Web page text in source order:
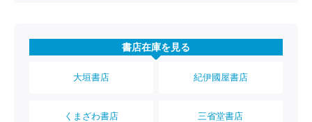
書店在庫を見る
大垣書店 紀伊國屋書店
くまざわ書店 三省堂書店